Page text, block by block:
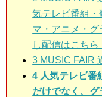
気テレビ番組・
マ・アニメ・
し配信はこちら
3 MUSIC FAIR
4 人気テレビ番
だけでなく、